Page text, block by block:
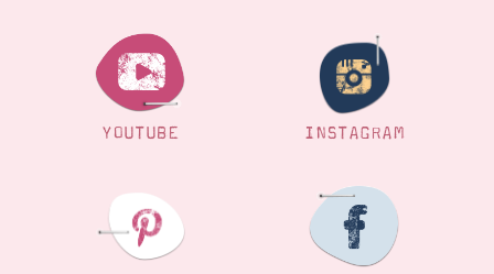
Ordnungstipps
YOUTUBE INSTAGRAM